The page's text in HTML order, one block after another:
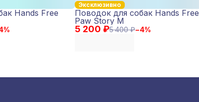
%
Hands Free
Эксклюзивно
5 200 ₽5 400 ₽−4%
Поводок для собак Hands Free
Paw Story M